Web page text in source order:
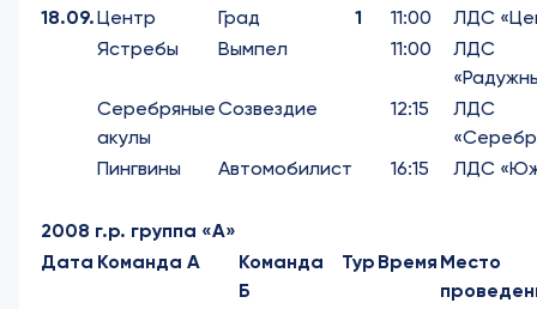
18.09.Центр Град 1 11:00
ЛДС
Ястребы
Вымпел 11:00
ЛДС
Серебряные
акулы
Созвездие 12:15
ЛДС
Пингвины
Автомобилист 16:15 ЛДС
2008 г.р. группа «А»
Дата Команда А
Команда
Б
Тур Время Место